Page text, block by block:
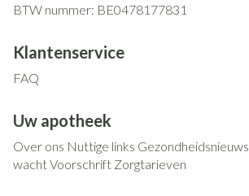
BTW nummer: BE0478177831
Klantenservice
FAQ
Uw apotheek
Over ons Nuttige links Gezondheidsnieuws
wachtVoorschrift Zorgtarieven